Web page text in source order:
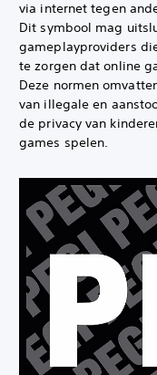
via internet tegen
Dit symbool mag
gameplayproviders
te zorgen dat online
Deze normen
van illegale en
de privacy van
games spelen.